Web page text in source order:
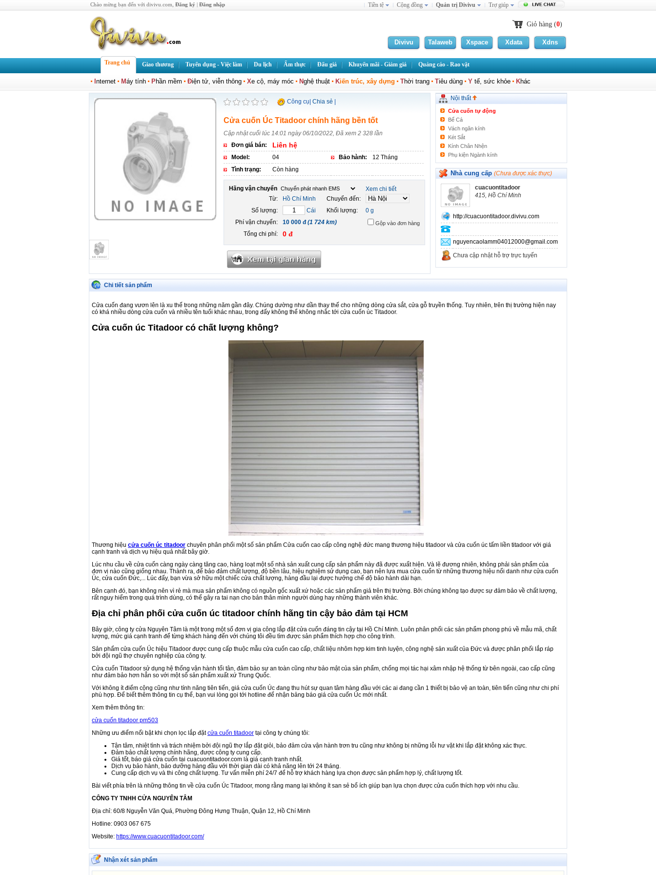
Chào mừng bạn đến với divivu.com, Đăng ký | Đăng nhập Tiền tệ Cộng đồng Quản trị Divivu Trợ giúp
Giỏ hàng (0)
Divivu Talaweb Xspace Xdata Xdns
Trang chủ Giao thương Tuyển dụng - Việc làm Du lịch Ẩm thực Đấu giá Khuyến mãi - Giảm giá Quảng cáo - Rao vặt
nternet Máy tính Phần mềm Điện tử, viễn thông Xe cộ, máy móc Nghệ thuật Kiến trúc, xây dựng Thời trang Tiêu dùng Y tế, sức khỏe Khác
Chia sẻ
Công cụ
Cửa cuốn Úc Titadoor chính hãng bền tốt
Cập nhật cuối lúc 14:01 ngày 06/10/2022, Đã xem 2 328 lần
Đơn giá bán:
Liên hệ
Model: 04 Bảo hành:
12 Tháng
Tình trạng:
Còn hàng
Hãng vận chuyển
Xem chi tiết
Từ:
Hồ Chí Minh
Chuyển đến:
Số lượng:
Cái Khối lượng:
0 g
Phí vận chuyển:
10 000 đ(1 724 km) Gộp vào đơn hàng
Tổng chi phí: 0 đ
Nội thất
Trần gỗ
Đá và Ngọc trong Phong thủy
Màn ngăn pvc
Ngọc/Đá phong thủy
Khung Xương
Cửa kính cường lực
Mành/Rèm
Khóa cửa
Cửa cuốn cách nhiệt
Cửa cuốn tự động
Bể Cá
Vách ngăn kính
Két Sắt
Kính Chân Nhện
Phụ kiện Ngành kính
Khóa cửa vân tay
PCCC
kính ép tranh
Khác
Nhà cung cấp (Chưa được xác thực)
cuacuontitadoor
415, Hồ Chí Minh
http://cuacuontitadoor.divivu.com
nguyencaolamm04012000@gmail.com
Chưa cập nhật hỗ trợ trực tuyến
Chi tiết sản phẩm
Cửa cuốn đang vươn lên là xu thế trong những năm gần đây. Chúng dường như dần thay thế cho những dòng cửa sắt, cửa gỗ truyền thống. Tuy nhiên, trên thị trường hiện nay
có khá nhiều dòng cửa cuốn và nhiều tên tuổi khác nhau, trong đấy không thể không nhắc tới cửa cuốn úc Titadoor.
Cửa cuốn úc Titadoor có chất lượng không?
Thương hiệu cửa cuốn úc titadoor chuyên phân phối một số sản phẩm Cửa cuốn cao cấp công nghệ đức mang thương hiệu titadoor và cửa cuốn úc tấm liền titadoor với giá
cạnh tranh và dịch vụ hiệu quả nhất bây giờ.
Lúc nhu cầu về cửa cuốn càng ngày càng tăng cao, hàng loạt một số nhà sản xuất cung cấp sản phẩm này đã được xuất hiện. Và lẽ đương nhiên, không phải sản phẩm của
đơn vị nào cũng giống nhau. Thành ra, để bảo đảm chất lượng, độ bền lâu, hiệu nghiệm sử dụng cao, bạn nên lựa mua cửa cuốn từ những thương hiệu nổi danh như cửa cuốn
Úc, cửa cuốn Đức,... Lúc đấy, bạn vừa sở hữu một chiếc cửa chất lượng, hàng đầu lại được hưởng chế độ bảo hành dài hạn.
Bên cạnh đó, bạn không nên vì rẻ mà mua sản phẩm không có nguồn gốc xuất xứ hoặc các sản phẩm giả trên thị trường. Bởi chúng không tạo được sự đảm bảo về chất lượng,
rất nguy hiểm trong quá trình dùng, có thể gây ra tai nạn cho bản thân mình người dùng hay những thành viên khác.
Địa chỉ phân phối cửa cuốn úc titadoor chính hãng tin cậy bảo đảm tại HCM
Bây giờ, công ty cửa Nguyên Tâm là một trong một số đơn vị gia công lắp đặt cửa cuốn đáng tin cậy tại Hồ Chí Minh. Luôn phân phối các sản phẩm phong phú về mẫu mã, chất
lượng, mức giá cạnh tranh để từng khách hàng đến với chúng tôi đều tìm được sản phẩm thích hợp cho công trình.
Sản phẩm cửa cuốn Úc hiệu Titadoor được cung cấp thuộc mẫu cửa cuốn cao cấp, chất liệu nhôm hợp kim tinh luyện, công nghệ sản xuất của Đức và được phân phối lắp ráp
bởi đội ngũ thợ chuyên nghiệp của công ty.
Cửa cuốn Titadoor sử dụng hệ thống vận hành tối tân, đảm bảo sự an toàn cũng như bảo mật của sản phẩm, chống mọi tác hại xâm nhập hệ thống từ bên ngoài, cao cấp cũng
như đảm bảo hơn hẳn so với một số sản phẩm xuất xứ Trung Quốc.
Với không ít điểm cộng cũng như tính năng tiên tiến, giá cửa cuốn Úc đang thu hút sự quan tâm hàng đầu với các ai đang cần 1 thiết bị bảo vệ an toàn, tiên tiến cũng như chi phí
phù hợp. Để biết thêm thông tin cụ thể, bạn vui lòng gọi tới hotline để nhận bảng báo giá cửa cuốn Úc mới nhất.
Xem thêm thông tin:
cửa cuốn titadoor pm503
Những ưu điểm nổi bật khi chọn lọc lắp đặtcửa cuốn titadoor tại công ty chúng tôi:
Tận tâm, nhiệt tình và trách nhiệm bởi đội ngũ thợ lắp đặt giỏi, bảo đảm cửa vận hành trơn tru cũng như không bị những lỗi hư vặt khi lắp đặt không xác thực.
Đảm bảo chất lượng chính hãng, được công ty cung cấp.
Giá tốt, báo giá cửa cuốn tại cuacuontitadoor.com là giá cạnh tranh nhất.
Dịch vụ bảo hành, bảo dưỡng hàng đầu với thời gian dài có khả năng lên tới 24 tháng.
Cung cấp dịch vụ và thi công chất lượng. Tư vấn miễn phí 24/7 để hỗ trợ khách hàng lựa chọn được sản phẩm hợp lý, chất lượng tốt.
Bài viết phía trên là những thông tin về cửa cuốn Úc Titadoor, mong rằng mang lại không ít san sẻ bổ ích giúp bạn lựa chọn được cửa cuốn thích hợp với nhu cầu.
CÔNG TY TNHH CỬA NGUYÊN TÂM
Địa chỉ: 60/8 Nguyễn Văn Quá, Phường Đông Hưng Thuận, Quận 12, Hồ Chí Minh
Hotline: 0903 067 675
Website: https://www.cuacuontitadoor.com/
Nhận xét sản phẩm